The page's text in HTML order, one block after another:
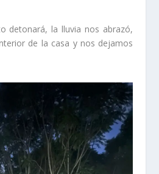
detonará, la lluvia nos abrazó,
de la casa y nos dejamos